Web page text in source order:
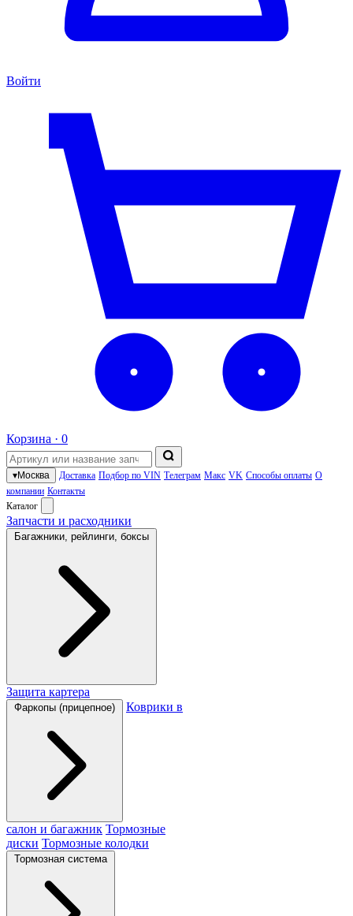
Войти
Корзина · 0
▾Москва Доставка Подбор по VIN Телеграм Макс VK Способы оплаты О
компании Контакты
Каталог
Запчасти и расходники
Багажники, рейлинги, боксы
Защита картера
Фаркопы (прицепное) Коврики в
салон и багажник Тормозные
диски Тормозные колодки
Тормозная система